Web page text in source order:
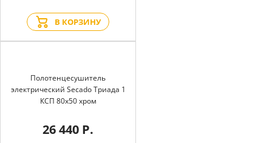
В КОРЗИНУ
Полотенцесушитель
электрический Secado Триада 1
КСП 80x50 хром
26 440 Р.